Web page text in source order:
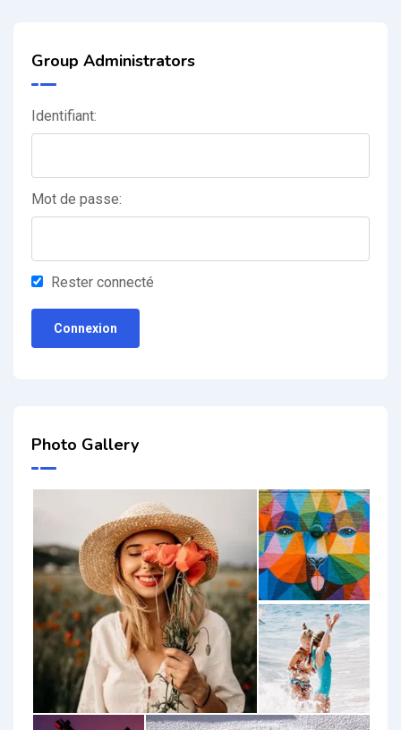
Group Administrators
Identifiant:
Mot de passe:
Rester connecté
Connexion
Photo Gallery